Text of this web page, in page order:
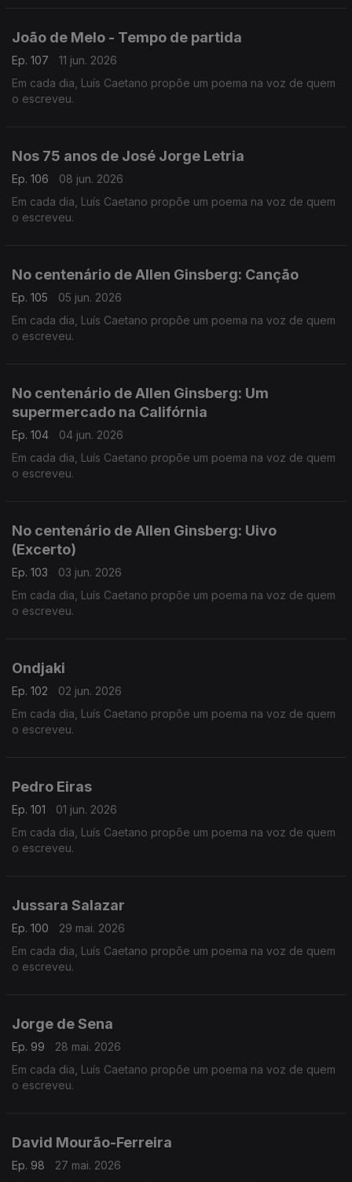
João de Melo - Tempo de partida
Ep. 107
11 jun. 2026
Em cada dia, Luís Caetano propõe um poema na voz de quem
o escreveu.
Nos 75 anos de José Jorge Letria
Ep. 106
08 jun. 2026
Em cada dia, Luís Caetano propõe um poema na voz de quem
o escreveu.
No centenário de Allen Ginsberg: Canção
Ep. 105
05 jun. 2026
Em cada dia, Luís Caetano propõe um poema na voz de quem
o escreveu.
No centenário de Allen Ginsberg: Um
supermercado na Califórnia
Ep. 104
04 jun. 2026
Em cada dia, Luís Caetano propõe um poema na voz de quem
o escreveu.
No centenário de Allen Ginsberg: Uivo
(Excerto)
Ep. 103
03 jun. 2026
Em cada dia, Luís Caetano propõe um poema na voz de quem
o escreveu.
Ondjaki
Ep. 102
02 jun. 2026
Em cada dia, Luís Caetano propõe um poema na voz de quem
o escreveu.
Pedro Eiras
Ep. 101
01 jun. 2026
Em cada dia, Luís Caetano propõe um poema na voz de quem
o escreveu.
Jussara Salazar
Ep. 100
29 mai. 2026
Em cada dia, Luís Caetano propõe um poema na voz de quem
o escreveu.
Jorge de Sena
Ep. 99
28 mai. 2026
Em cada dia, Luís Caetano propõe um poema na voz de quem
o escreveu.
David Mourão-Ferreira
Ep. 98
27 mai. 2026